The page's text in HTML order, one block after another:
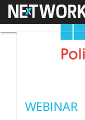
Menu
WEBINAR